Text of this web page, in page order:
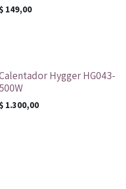
149,00
Hygger HG043-
500W
1.300,00